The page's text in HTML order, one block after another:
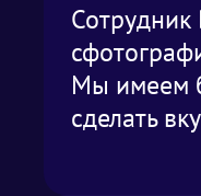
Сотрудник
Мы имеем
сделать